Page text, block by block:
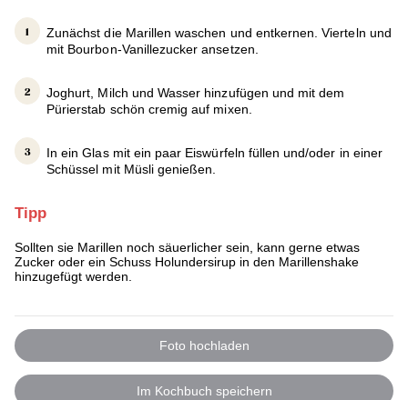
Zunächst die Marillen waschen und entkernen. Vierteln und
mit Bourbon-Vanillezucker ansetzen.
Joghurt, Milch und Wasser hinzufügen und mit dem
Pürierstab schön cremig auf mixen.
In ein Glas mit ein paar Eiswürfeln füllen und/oder in einer
Schüssel mit Müsli genießen.
Tipp
Sollten sie Marillen noch säuerlicher sein, kann gerne etwas
Zucker oder ein Schuss Holundersirup in den Marillenshake
hinzugefügt werden.
Foto hochladen
Im Kochbuch speichern